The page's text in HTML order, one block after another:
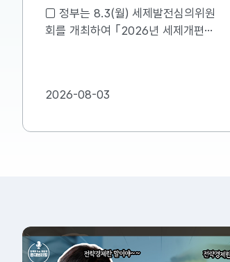
□ 정부는 8.3(월) 세제발전심의위원
회를 개최하여 ｢2026년 세제개편
2026-08-03